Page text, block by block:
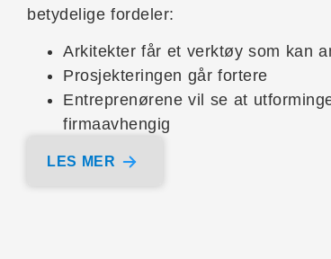
betydelige fordeler:
Arkitekter får et verktøy som kan
Prosjekteringen går fortere
Entreprenørene vil se at
firmaavhengig
LES MER